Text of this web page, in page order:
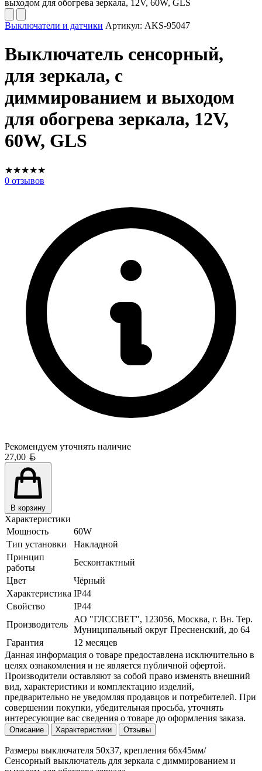
Выключатели и датчики Артикул: AKS-95047
Выключатель сенсорный,
для зеркала, с
диммированием и выходом
для обогрева зеркала, 12V,
60W, GLS
★★★★★
0 отзывов
Рекомендуем уточнять наличие
27,00
В корзину
Характеристики
Мощность
60W
Тип установки
Накладной
Принцип
работы
Бесконтактный
Цвет
Чёрный
Характеристика IP44
Свойство
IP44
Производитель
АО "ГЛССВЕТ", 123056, Москва, г. Вн. Тер.
Муниципальный округ Пресненский, до 64
Гарантия
12 месяцев
Данная информация о товаре предоставлена исключительно в
целях ознакомления и не является публичной офертой.
Производители оставляют за собой право изменять внешний
вид, характеристики и комплектацию изделий,
предварительно не уведомляя продавцов и потребителей. При
совершении покупки, убедительная просьба, уточнять
интересующие вас сведения о товаре до оформления заказа.
Описание Характеристики Отзывы
Размеры выключателя 50х37, крепления 66х45мм/
Сенсорный выключатель для зеркала с диммированием и